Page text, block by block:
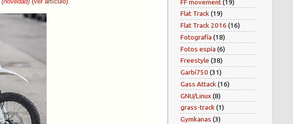
FF movement(19)
Flat Track(19)
Flat Track 2016 (16)
Fotografía (18)
Fotos espía (6)
Freestyle (38)
Garbí750 (31)
Gass Attack (16)
GNU/Linux(8)
grass-track(1)
Gymkanas (3)